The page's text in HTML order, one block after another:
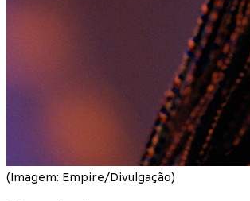
(Imagem: Empire/Divulgação)